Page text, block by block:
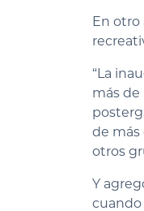
En otro
“La
más de
de más
otros
Y
cuando